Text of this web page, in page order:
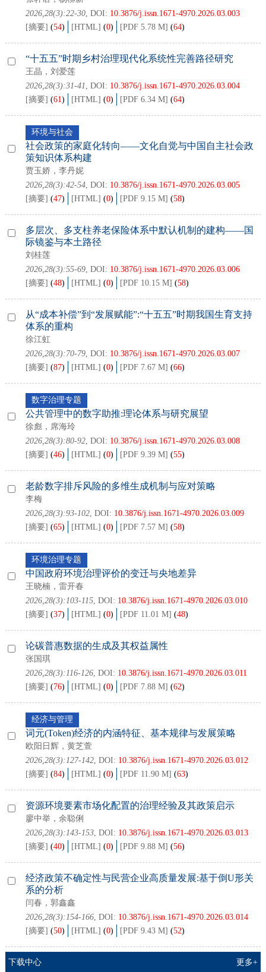
2026,28(3):22-30 , DOI: 10.3876/j.issn.1671-4970.2026.03.003
[摘要] (54) [HTML] (0) [PDF 5.78 M] (64)
“十五五”时期乡村治理现代化系统性完善路径研究
王晶，刘爱莲
2026,28(3):31-41
, DOI: 10.3876/j.issn.1671-4970.2026.03.004
[摘要] (61) [HTML] (0) [PDF 6.34 M] (64)
环境与社会
社会政策的家庭化转向——文化自觉与中国自主社会政
策知识体系构建
贾玉娇，李丹妮
2026,28(3):42-54 , DOI: 10.3876/j.issn.1671-4970.2026.03.005
[摘要] (47) [HTML] (0) [PDF 9.15 M] (58)
多层次、多支柱养老保险体系中默认机制的建构——国
际镜鉴与本土路径
刘桂莲
2026,28(3):55-69 , DOI: 10.3876/j.issn.1671-4970.2026.03.006
[摘要] (48) [HTML] (0) [PDF 10.15 M] (58)
从“成本补偿”到“发展赋能”:“十五五”时期我国生育支持
体系的重构
徐江虹
2026,28(3):70-79 , DOI: 10.3876/j.issn.1671-4970.2026.03.007
[摘要] (87) [HTML] (0) [PDF 7.67 M] (66)
数字治理专题
公共管理中的数字助推:理论体系与研究展望
徐彪，席海玲
2026,28(3):80-92 , DOI: 10.3876/j.issn.1671-4970.2026.03.008
[摘要] (46) [HTML] (0) [PDF 9.39 M] (55)
老龄数字排斥风险的多维生成机制与应对策略
李梅
2026,28(3):93-102 , DOI: 10.3876/j.issn.1671-4970.2026.03.009
[摘要] (65) [HTML] (0) [PDF 7.57 M] (58)
环境治理专题
中国政府环境治理评价的变迁与央地差异
王晓楠，雷开春
2026,28(3):103-115 , DOI: 10.3876/j.issn.1671-4970.2026.03.010
[摘要] (37) [HTML] (0) [PDF 11.01 M] (48)
论碳普惠数据的生成及其权益属性
张国琪
2026,28(3):116-126 , DOI: 10.3876/j.issn.1671-4970.2026.03.011
[摘要] (76) [HTML] (0) [PDF 7.88 M] (62)
经济与管理
词元(Token)经济的内涵特征、基本规律与发展策略
欧阳日辉，黄芝萱
2026,28(3):127-142 , DOI: 10.3876/j.issn.1671-4970.2026.03.012
[摘要] (84) [HTML] (0) [PDF 11.90 M] (63)
资源环境要素市场化配置的治理经验及其政策启示
廖中举，余聪俐
2026,28(3):143-153 , DOI: 10.3876/j.issn.1671-4970.2026.03.013
[摘要] (40) [HTML] (0) [PDF 9.88 M] (56)
经济政策不确定性与民营企业高质量发展:基于倒U形关
系的分析
闫春，郭鑫鑫
2026,28(3):154-166 , DOI: 10.3876/j.issn.1671-4970.2026.03.014
[摘要] (50) [HTML] (0) [PDF 9.43 M] (52)
下载中心 更多+